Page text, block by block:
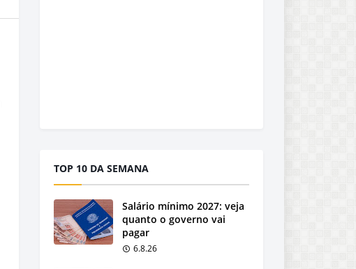
TOP 10 DA SEMANA
Salário mínimo 2027: veja
quanto o governo vai
pagar
6.8.26